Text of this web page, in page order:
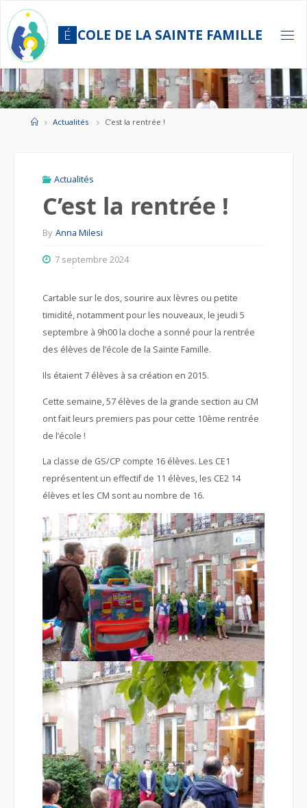
content
É COLE DE LA SAINTE FAMILLE
HomeActualités C’est la rentrée !
Actualités
C’est la rentrée !
By Anna Milesi
7 septembre 2024
Cartable sur le dos, sourire aux lèvres ou petite
timidité, notamment pour les nouveaux, le jeudi 5
septembre à 9h00 la cloche a sonné pour la rentrée
des élèves de l’école de la Sainte Famille.
Ils étaient 7 élèves à sa création en 2015.
Cette semaine, 57 élèves de la grande section au CM
ont fait leurs premiers pas pour cette 10ème rentrée
de l’école !
La classe de GS/CP compte 16 élèves. Les CE1
représentent un effectif de 11 élèves, les CE2 14
élèves et les CM sont au nombre de 16.